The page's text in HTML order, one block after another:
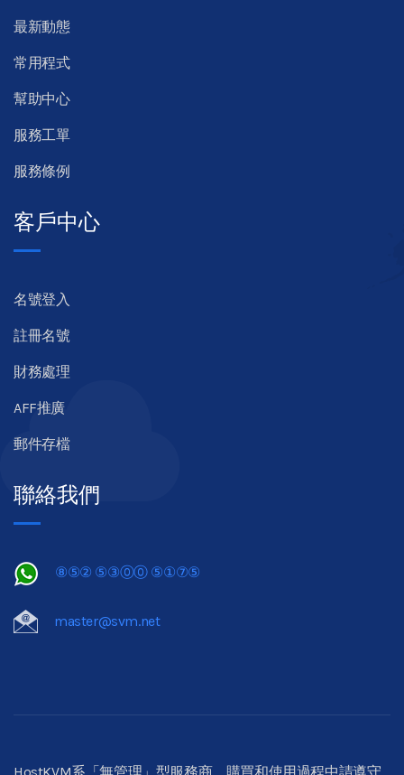
最新動態
常用程式
幫助中心
服務工單
服務條例
客戶中心
名號登入
註冊名號
財務處理
AFF推廣
郵件存檔
聯絡我們
⑧⑤② ⑤③⓪⓪ ⑤①⑦⑤
master@svm.net